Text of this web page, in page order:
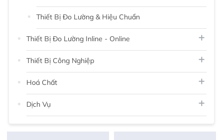
Thiết Bị Đo Lường & Hiệu Chuẩn
Thiết Bị Đo Lường Inline - Online
Thiết Bị Công Nghiệp
Hoá Chất
Dịch Vụ